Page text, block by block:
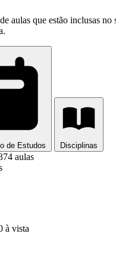
aulas que estão inclusas no
de Estudos Disciplinas
aulas
à vista